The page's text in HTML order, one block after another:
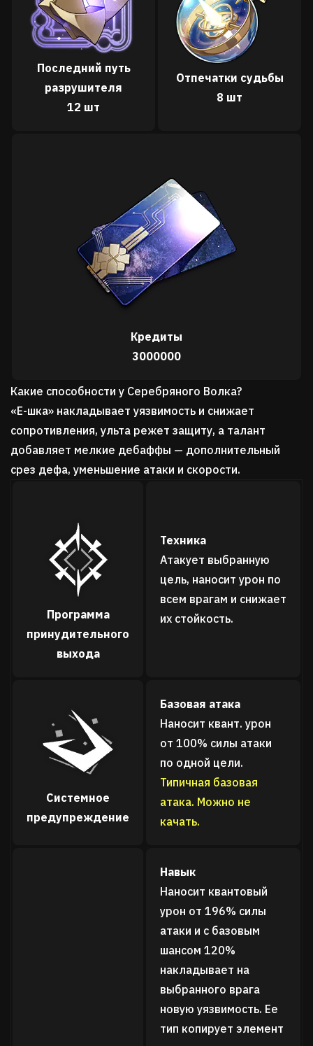
Последний путь
разрушителя
12 шт
Отпечатки судьбы
8 шт
Кредиты
3000000
Какие способности у Серебряного Волка?
«Е-шка» накладывает уязвимость и снижает
сопротивления, ульта режет защиту, а талант
добавляет мелкие дебаффы — дополнительный
срез дефа, уменьшение атаки и скорости.
Программа
принудительного
выхода
Техника
Атакует выбранную
цель, наносит урон по
всем врагам и снижает
их стойкость.
Системное
предупреждение
Базовая атака
Наносит квант. урон
от 100% силы атаки
по одной цели.
Типичная базовая
атака. Можно не
качать.
Навык
Наносит квантовый
урон от 196% силы
атаки и с базовым
шансом 120%
накладывает на
выбранного врага
новую уязвимость. Ее
тип копирует элемент